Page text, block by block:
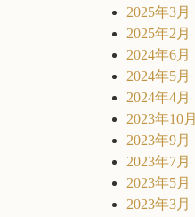
2025年3月
2025年2月
2024年6月
2024年5月
2024年4月
2023年10月
2023年9月
2023年7月
2023年5月
2023年3月